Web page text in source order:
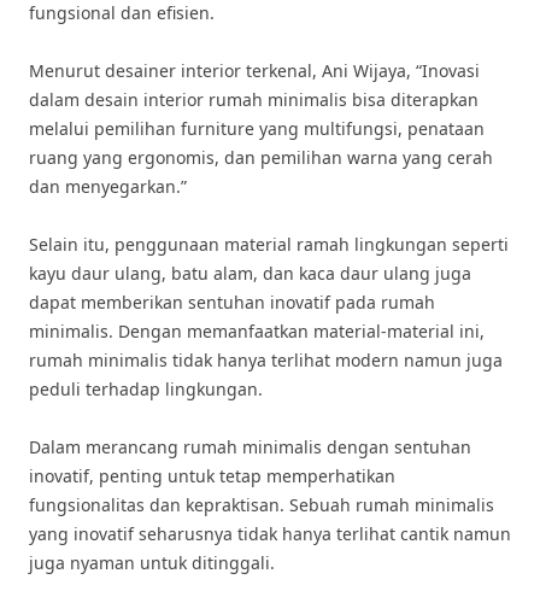
fungsional dan efisien.
Menurut desainer interior terkenal, Ani Wijaya, “Inovasi
dalam desain interior rumah minimalis bisa diterapkan
melalui pemilihan furniture yang multifungsi, penataan
ruang yang ergonomis, dan pemilihan warna yang cerah
dan menyegarkan.”
Selain itu, penggunaan material ramah lingkungan seperti
kayu daur ulang, batu alam, dan kaca daur ulang juga
dapat memberikan sentuhan inovatif pada rumah
minimalis. Dengan memanfaatkan material-material ini,
rumah minimalis tidak hanya terlihat modern namun juga
peduli terhadap lingkungan.
Dalam merancang rumah minimalis dengan sentuhan
inovatif, penting untuk tetap memperhatikan
fungsionalitas dan kepraktisan. Sebuah rumah minimalis
yang inovatif seharusnya tidak hanya terlihat cantik namun
juga nyaman untuk ditinggali.